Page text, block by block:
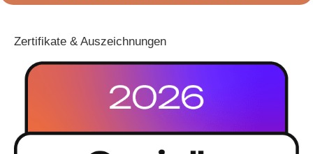
Zertifikate & Auszeichnungen